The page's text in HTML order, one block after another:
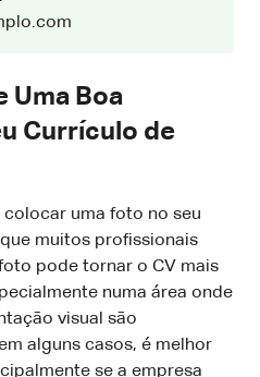
Uma Boa
Currículo de
uma foto no seu
muitos profissionais
pode tornar o CV mais
numa área onde
visual são
alguns casos, é melhor
se a empresa